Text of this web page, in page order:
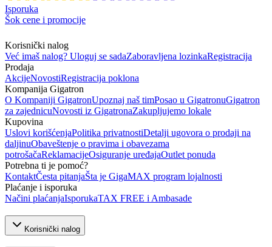
Isporuka
Šok cene i promocije
Korisnički nalog
Već imaš nalog? Uloguj se sadaZaboravljena lozinkaRegistracija
Prodaja
AkcijeNovostiRegistracija poklona
Kompanija Gigatron
O Kompaniji GigatronUpoznaj naš timPosao u GigatronuGigatron
za zajednicuNovosti iz GigatronaZakupljujemo lokale
Kupovina
Uslovi korišćenjaPolitika privatnostiDetalji ugovora o prodaji na
daljinuObaveštenje o pravima i obavezama
potrošačaReklamacijeOsiguranje uređajaOutlet ponuda
Potrebna ti je pomoć?
KontaktČesta pitanjaŠta je GigaMAX program lojalnosti
Plaćanje i isporuka
Načini plaćanjaIsporukaTAX FREE i Ambasade
Korisnički nalog